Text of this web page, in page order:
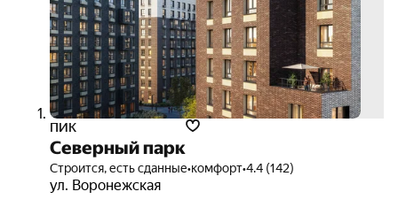
ПИК
Северный парк
Строится, есть сданные•комфорт•4.4 (142)
ул. Воронежская